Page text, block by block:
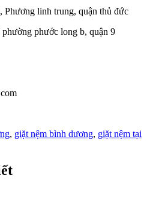
Phương linh trung, quận thủ đức
phước long b, quận 9
, giặt nệm bình dương, giặt nệm tại